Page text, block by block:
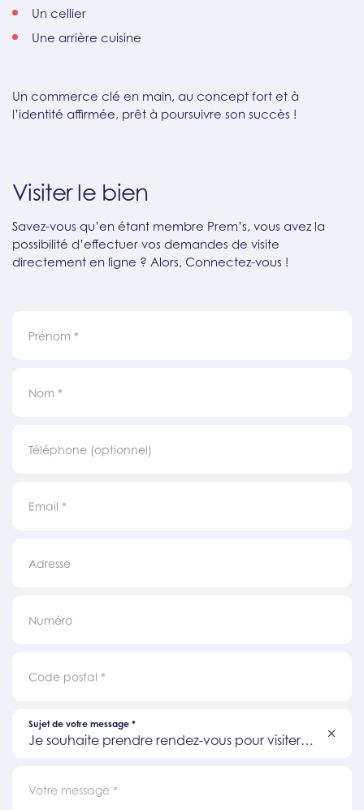
Un cellier
Une arrière cuisine
Un commerce clé en main, au concept fort et à
l’identité affirmée, prêt à poursuivre son succès !
Visiter le bien
Savez-vous qu’en étant membre Prem’s, vous avez la
possibilité d’effectuer vos demandes de visite
directement en ligne ? Alors, Connectez-vous !
Prénom *
Nom *
Téléphone (optionnel)
Email *
Adresse
Numéro
Code postal *
Sujet de votre message *
Je souhaite prendre rendez-vous pour visiter
Votre message *